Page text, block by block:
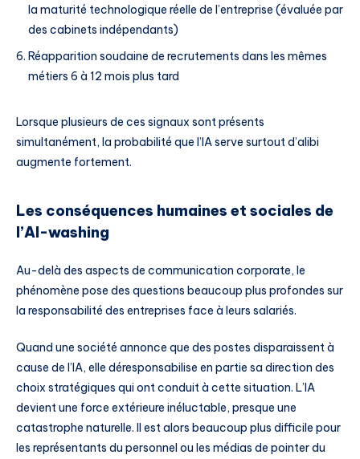
la maturité technologique réelle de l’entreprise (évaluée par
des cabinets indépendants)
Réapparition soudaine de recrutements dans les mêmes
métiers 6 à 12 mois plus tard
Lorsque plusieurs de ces signaux sont présents
simultanément, la probabilité que l’IA serve surtout d’alibi
augmente fortement.
Les conséquences humaines et sociales de
l’AI-washing
Au-delà des aspects de communication corporate, le
phénomène pose des questions beaucoup plus profondes sur
la responsabilité des entreprises face à leurs salariés.
Quand une société annonce que des postes disparaissent à
cause de l’IA, elle déresponsabilise en partie sa direction des
choix stratégiques qui ont conduit à cette situation. L’IA
devient une force extérieure inéluctable, presque une
catastrophe naturelle. Il est alors beaucoup plus difficile pour
les représentants du personnel ou les médias de pointer du